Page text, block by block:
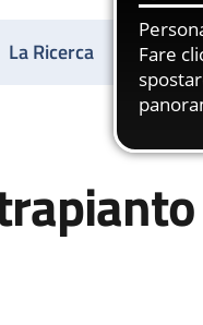
La Ricerca